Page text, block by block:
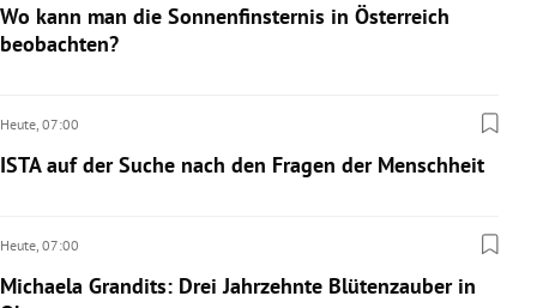
Wo kann man die Sonnenfinsternis in Österreich
beobachten?
Heute, 07:00
ISTA auf der Suche nach den Fragen der Menschheit
Heute, 07:00
Michaela Grandits: Drei Jahrzehnte Blütenzauber in